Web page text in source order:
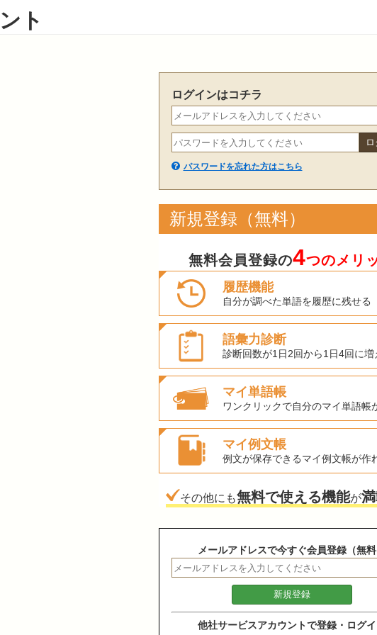
ト
ログインはコチラ
パスワードを忘れた方はこちら
新規登録（無料）
無料会員登録の4つのメリ
履歴機能
自分が調べた単語を履歴に残せる
語彙力診断
診断回数が1日2回から1日4回に増
マイ単語帳
ワンクリックで自分のマイ単語帳
マイ例文帳
例文が保存できるマイ例文帳が作
その他にも無料で使える機能が満
メールアドレスで今すぐ会員登録（無料
他社サービスアカウントで登録・ログ